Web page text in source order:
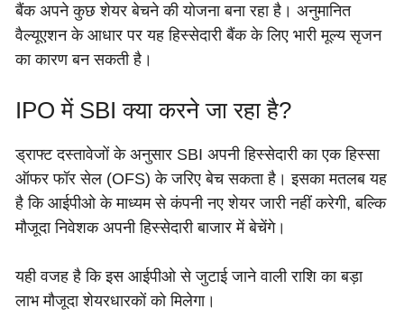
बैंक अपने कुछ शेयर बेचने की योजना बना रहा है। अनुमानित
वैल्यूएशन के आधार पर यह हिस्सेदारी बैंक के लिए भारी मूल्य सृजन
का कारण बन सकती है।
IPO में SBI क्या करने जा रहा है?
ड्राफ्ट दस्तावेजों के अनुसार SBI अपनी हिस्सेदारी का एक हिस्सा
ऑफर फॉर सेल (OFS) के जरिए बेच सकता है। इसका मतलब यह
है कि आईपीओ के माध्यम से कंपनी नए शेयर जारी नहीं करेगी, बल्कि
मौजूदा निवेशक अपनी हिस्सेदारी बाजार में बेचेंगे।
यही वजह है कि इस आईपीओ से जुटाई जाने वाली राशि का बड़ा
लाभ मौजूदा शेयरधारकों को मिलेगा।